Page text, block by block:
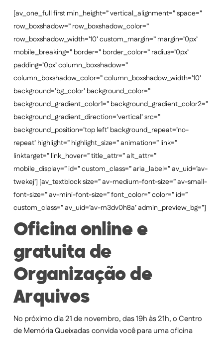
[av_one_full first min_height=” vertical_alignment=” space=”
row_boxshadow=” row_boxshadow_color=”
row_boxshadow_width=’10’ custom_margin=” margin=’0px’
mobile_breaking=” border=” border_color=” radius=’0px’
padding=’0px’ column_boxshadow=”
column_boxshadow_color=” column_boxshadow_width=’10’
background=’bg_color’ background_color=”
background_gradient_color1=” background_gradient_color2=”
background_gradient_direction=’vertical’ src=”
background_position=’top left’ background_repeat=’no-
repeat’ highlight=” highlight_size=” animation=” link=”
linktarget=” link_hover=” title_attr=” alt_attr=”
mobile_display=” id=” custom_class=” aria_label=” av_uid=’av-
twekej’] [av_textblock size=” av-medium-font-size=” av-small-
font-size=” av-mini-font-size=” font_color=” color=” id=”
custom_class=” av_uid=’av-m3dv0h8a’ admin_preview_bg=”]
Oficina online e
gratuita de
Organização de
Arquivos
No próximo dia 21 de novembro, das 19h às 21h, o Centro
de Memória Queixadas convida você para uma oficina